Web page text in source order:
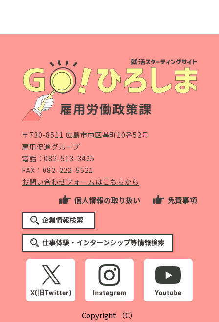
〒730-8511 広島市中区基町10番52号
雇用促進グループ
電話： 082-513-3425
FAX：082-222-5521
お問い合わせフォームはこちらから
個人情報の取り扱い 免責事項
企業情報検索
仕事体験・インターンシップ等情報検索
Copyright （C）